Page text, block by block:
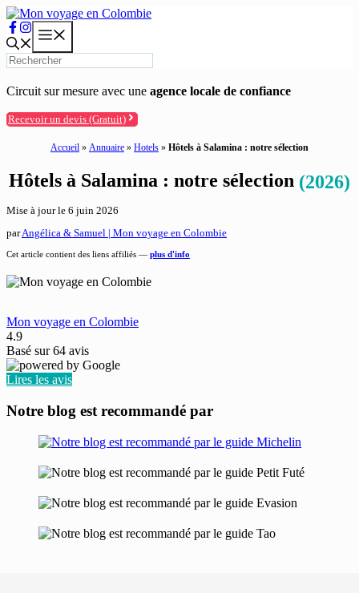
Aller
au
contenu
Circuit sur mesure avec une agence locale de confiance
Recevoir un devis (Gratuit)
Accueil » Annuaire » Hotels » Hôtels à Salamina : notre sélection
Hôtels à Salamina : notre sélection (2026)
Mise à jour le 6 juin 2026
parAngélica & Samuel | Mon voyage en Colombie
Cet article contient des liens affiliés — plus d'info
Mon voyage en Colombie
4.9
Basé sur64 avis
Lires les avis
Notre blog est recommandé par